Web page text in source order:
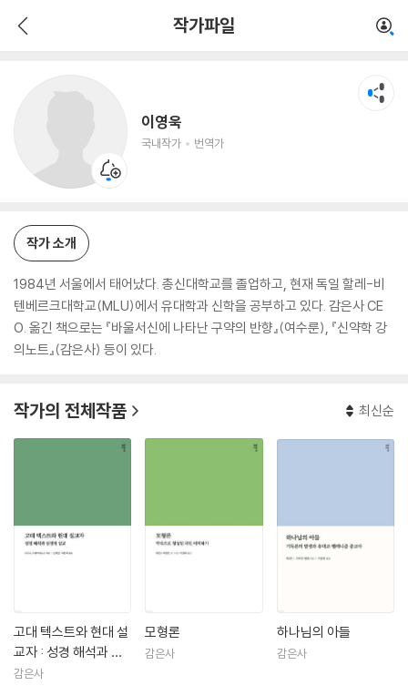
작가파일
이영욱
국내작가 번역가
작가 소개
1984년 서울에서 태어났다. 총신대학교를 졸업하고, 현재 독일 할레-비
텐베르크대학교(MLU)에서 유대학과 신학을 공부하고 있다. 감은사 CE
O. 옮긴 책으로는 『바울서신에 나타난 구약의 반향』(여수룬), 『신약학 강
의노트』(감은사) 등이 있다.
작가의 전체작품 최신순
고대 텍스트와 현대 설
교자 : 성경 해석과 성
경적 설교
감은사
모형론
감은사
하나님의 아들
감은사